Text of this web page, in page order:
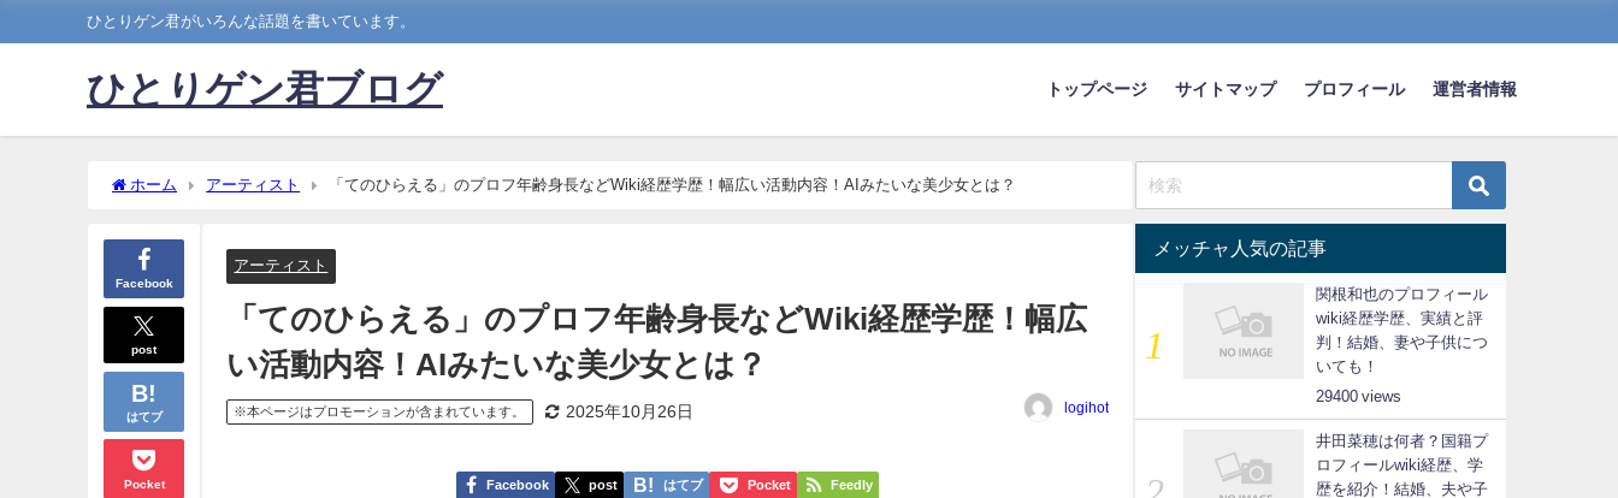
ひとりゲン君がいろんな話題を書いています。
ひとりゲン君ブログ トップページ サイトマップ プロフィール 運営者情報
ホーム アーティスト 「てのひらえる」のプロフ年齢身長などWiki経歴学歴！幅広い活動内容！AIみたいな美少女とは？
Facebook
post
はてブ
Pocket
アーティスト
「てのひらえる」のプロフ年齢身長などWiki経歴学歴！幅広
い活動内容！AIみたいな美少女とは？
※本ページはプロモーションが含まれています。 2025年10月26日 logihot
Facebook post はてブ Pocket Feedly
メッチャ人気の記事
関根和也のプロフィール
wiki経歴学歴、実績と評
判！結婚、妻や子供につ
いても！
29400
井田菜穂は何者？国籍プ
ロフィールwiki経歴、学
歴を紹介！結婚、夫や子